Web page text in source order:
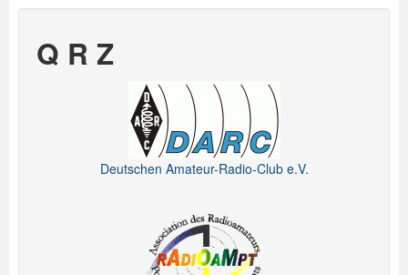
Q R Z
Deutschen Amateur-Radio-Club e.V.